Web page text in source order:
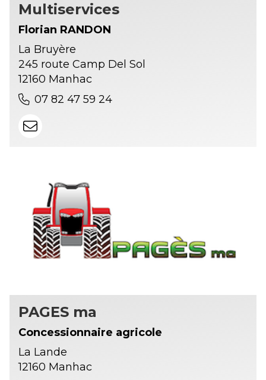
Multiservices
Florian RANDON
La Bruyère
245 route Camp Del Sol
12160 Manhac
07 82 47 59 24
PAGES ma
Concessionnaire agricole
La Lande
12160 Manhac